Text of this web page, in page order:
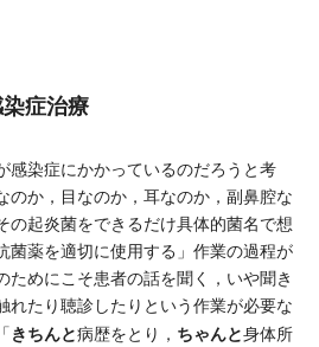
症治療
染症にかかっているのだろうと考
のか，目なのか，耳なのか，副鼻腔な
起炎菌をできるだけ具体的菌名で想
菌薬を適切に使用する」作業の過程が
ためにこそ患者の話を聞く，いや聞き
れたり聴診したりという作業が必要な
きちんと病歴をとり， ちゃんと身体所